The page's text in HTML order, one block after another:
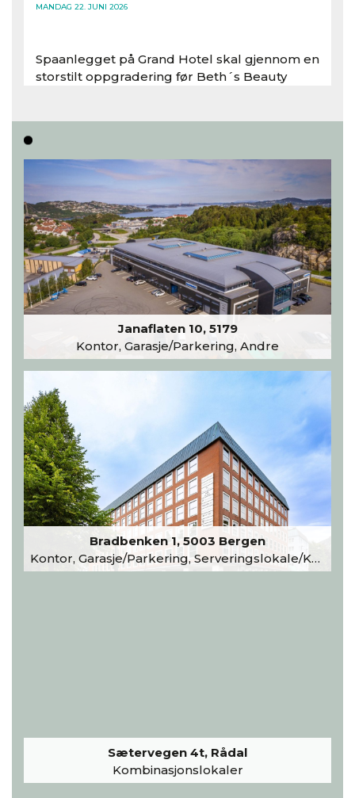
MANDAG 22. JUNI 2026
Spaanlegget på Grand Hotel skal gjennom en
storstilt oppgradering før Beth´s Beauty
Les hele artikkelen
Janaflaten 10, 5179
Kontor, Garasje/Parkering, Andre
Bradbenken 1, 5003 Bergen
Kontor, Garasje/Parkering, Serveringslokale/Kantine, Undervisning/Arrangement
Sætervegen 4t, Rådal
Kombinasjonslokaler